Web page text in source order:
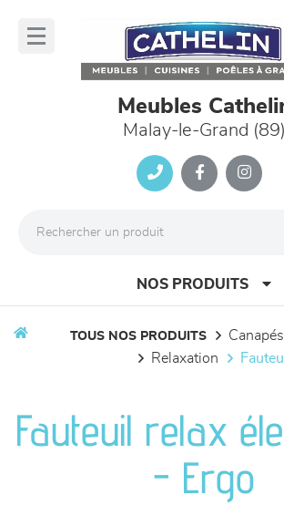
Meubles
Malay-le-Grand (89)
NOS PRODUITS
séjours
meubles de complément
TOUS NOS PRODUITS
relaxation
Fauteuil relax
- Ergo